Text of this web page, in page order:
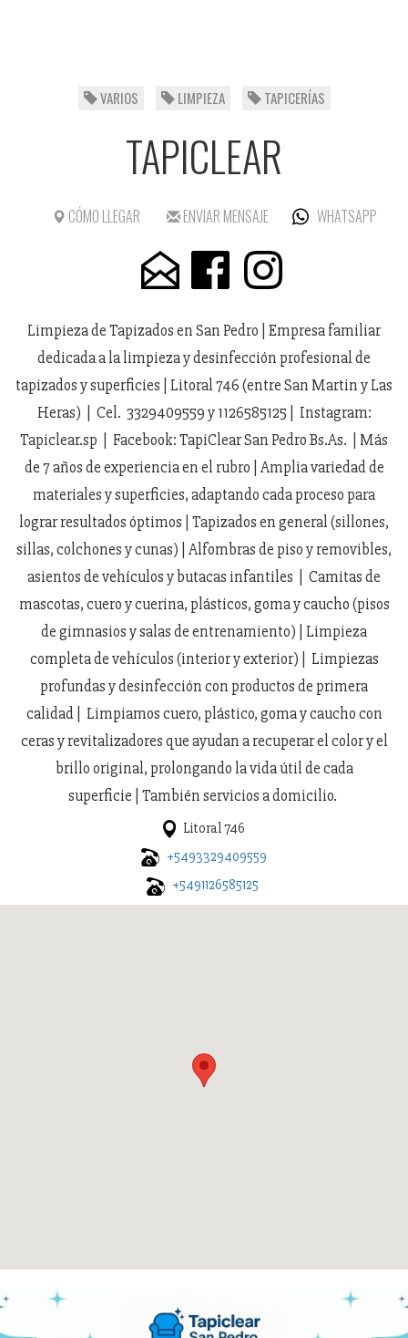
VARIOS LIMPIEZA TAPICERÍAS
TAPICLEAR
CÓMO LLEGAR ENVIAR MENSAJE WHATSAPP
Limpieza de Tapizados en San Pedro | Empresa familiar
dedicada a la limpieza y desinfección profesional de
tapizados y superficies | Litoral 746 (entre San Martin y Las
Heras) | Cel. 3329409559 y 1126585125 | Instagram:
Tapiclear.sp | Facebook: TapiClear San Pedro Bs.As. | Más
de 7 años de experiencia en el rubro | Amplia variedad de
materiales y superficies, adaptando cada proceso para
lograr resultados óptimos | Tapizados en general (sillones,
sillas, colchones y cunas) | Alfombras de piso y removibles,
asientos de vehículos y butacas infantiles | Camitas de
mascotas, cuero y cuerina, plásticos, goma y caucho (pisos
de gimnasios y salas de entrenamiento) | Limpieza
completa de vehículos (interior y exterior) | Limpiezas
profundas y desinfección con productos de primera
calidad | Limpiamos cuero, plástico, goma y caucho con
ceras y revitalizadores que ayudan a recuperar el color y el
brillo original, prolongando la vida útil de cada
superficie | También servicios a domicilio.
Litoral 746
+5493329409559
+5491126585125